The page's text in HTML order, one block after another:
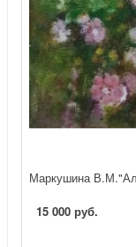
Маркушина
15 000 руб.